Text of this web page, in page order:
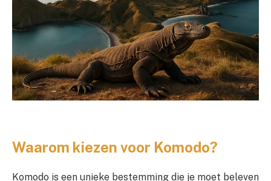
Waarom kiezen voor Komodo?
Komodo is een unieke bestemming die je moet beleven